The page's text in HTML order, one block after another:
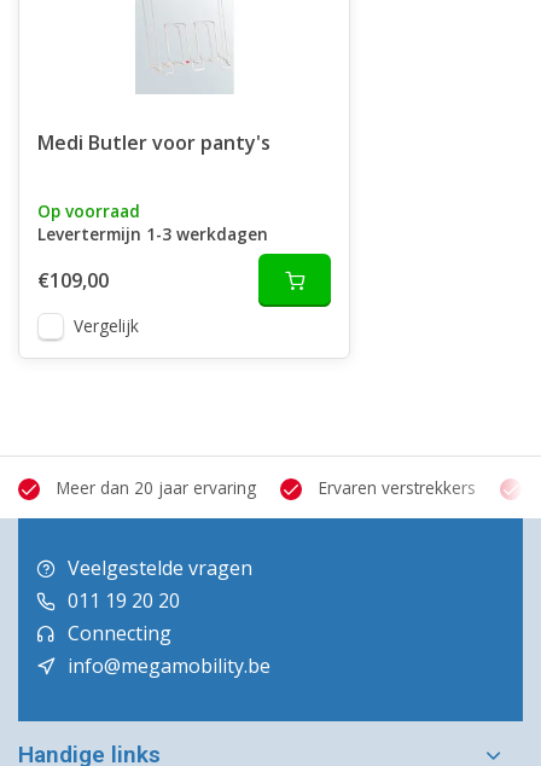
Medi Butler voor panty's
Op voorraad
Levertermijn 1-3 werkdagen
€109,00
Vergelijk
Meer dan 20 jaar ervaring Ervaren verstrekkers
Veelgestelde vragen
011 19 20 20
Connecting
info@megamobility.be
Handige links